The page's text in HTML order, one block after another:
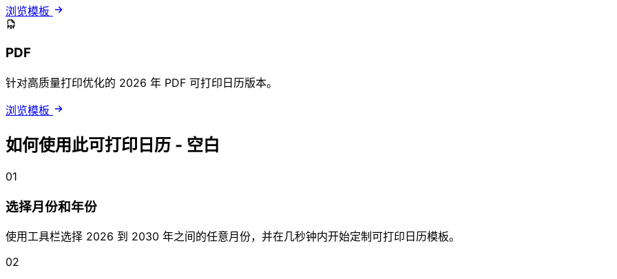
浏览模板
PDF
针对高质量打印优化的 2026 年 PDF 可打印日历版本。
浏览模板
如何使用此可打印日历 - 空白
01
选择月份和年份
使用工具栏选择 2026 到 2030 年之间的任意月份，并在几秒钟内开始定制可打印日历模板。
02